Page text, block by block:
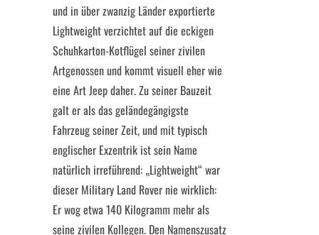
und in über zwanzig Länder exportierte
Lightweight verzichtet auf die eckigen
Schuhkarton-Kotflügel seiner zivilen
Artgenossen und kommt visuell eher wie
eine Art Jeep daher. Zu seiner Bauzeit
galt er als das geländegängigste
Fahrzeug seiner Zeit, und mit typisch
englischer Exzentrik ist sein Name
natürlich irreführend: „Lightweight“ war
dieser Military Land Rover nie wirklich:
Er wog etwa 140 Kilogramm mehr als
seine zivilen Kollegen. Den Namenszusatz